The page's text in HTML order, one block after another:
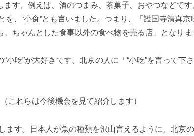
す。例えば、酒のつまみ、茶菓子、おやつなどです
を、“小食”とも言いました。つまり、「護国寺清真京
ちゃんとした食事以外の食べ物を売る店」となりま
吃”が大好きです。北京の人に「“小吃”を言って下
れらは今後機会を見て紹介します）
す。日本人が魚の種類を沢山言えるように、北京